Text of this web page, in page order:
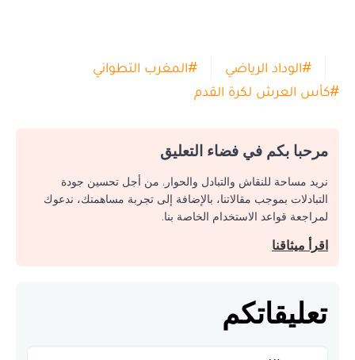
#الوداد الرياضي #المغرب التطواني
#كأس العرش لكرة القدم
مرحبا بكم في فضاء التعليق
نريد مساحة للنقاش والتبادل والحوار. من أجل تحسين جودة
التبادلات بموجب مقالاتنا، بالإضافة إلى تجربة مساهمتك، ندعوك
لمراجعة قواعد الاستخدام الخاصة بنا.
اقرأ ميثاقنا
تعليقاتكم